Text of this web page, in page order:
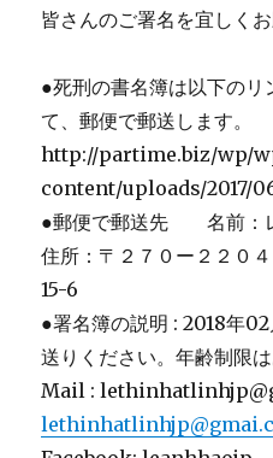
皆さんのご署名を宜しくお
●死刑の書名簿は以下のリ
て、郵便で郵送します。
http://partime.biz/wp/
content/uploads/2017/
●郵便で郵送先 名前
住所：〒２７０ー２２
15-6
●署名簿の説明 : 2018年
送りください。年齢制限は
Mail :